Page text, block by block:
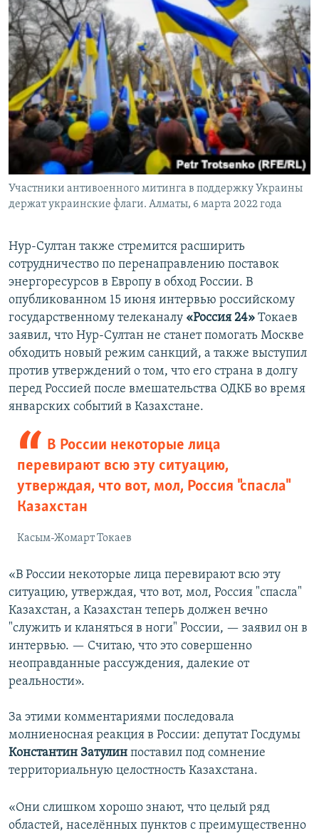
Участники антивоенного митинга в поддержку Украины
держат украинские флаги. Алматы, 6 марта 2022 года
Нур-Султан также стремится расширить
сотрудничество по перенаправлению поставок
энергоресурсов в Европу в обход России. В
опубликованном 15 июня интервью российскому
государственному телеканалу «Россия 24» Токаев
заявил, что Нур-Султан не станет помогать Москве
обходить новый режим санкций, а также выступил
против утверждений о том, что его страна в долгу
перед Россией после вмешательства ОДКБ во время
январских событий в Казахстане.
В России некоторые лица
перевирают всю эту ситуацию,
утверждая, что вот, мол, Россия "спасла"
Казахстан
Касым-Жомарт Токаев
«В России некоторые лица перевирают всю эту
ситуацию, утверждая, что вот, мол, Россия "спасла"
Казахстан, а Казахстан теперь должен вечно
"служить и кланяться в ноги" России, — заявил он в
интервью. — Считаю, что это совершенно
неоправданные рассуждения, далекие от
реальности».
За этими комментариями последовала
молниеносная реакция в России: депутат Госдумы
Константин Затулин поставил под сомнение
территориальную целостность Казахстана.
«Они слишком хорошо знают, что целый ряд
областей, населённых пунктов с преимущественно